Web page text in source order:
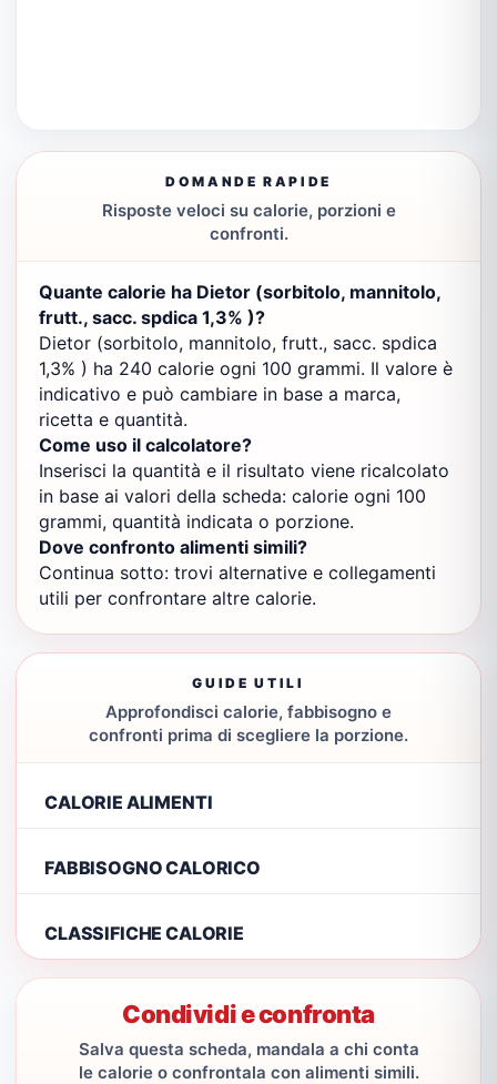
DOMANDE RAPIDE
Risposte veloci su calorie, porzioni e
confronti.
Quante calorie ha Dietor (sorbitolo, mannitolo,
frutt., sacc. spdica 1,3% )?
Dietor (sorbitolo, mannitolo, frutt., sacc. spdica
1,3% ) ha 240 calorie ogni 100 grammi. Il valore è
indicativo e può cambiare in base a marca,
ricetta e quantità.
Come uso il calcolatore?
Inserisci la quantità e il risultato viene ricalcolato
in base ai valori della scheda: calorie ogni 100
grammi, quantità indicata o porzione.
Dove confronto alimenti simili?
Continua sotto: trovi alternative e collegamenti
utili per confrontare altre calorie.
GUIDE UTILI
Approfondisci calorie, fabbisogno e
confronti prima di scegliere la porzione.
CALORIE ALIMENTI
FABBISOGNO CALORICO
CLASSIFICHE CALORIE
Condividi e confronta
Salva questa scheda, mandala a chi conta
le calorie o confrontala con alimenti simili.